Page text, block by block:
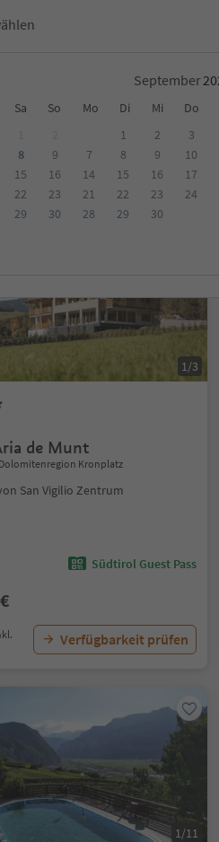
September
Sa So Mo Di Mi Do
8
9
15
16
22
23
29
30
1 2 3
7
8 9 10
14
15 16 17
21
22 23 24
28
29 30
Nachhaltige Unterkunft
1/3
de Munt
Kronplatz
San Vigilio Zentrum
Südtirol Guest Pass
Verfügbarkeit prüfen
1/11